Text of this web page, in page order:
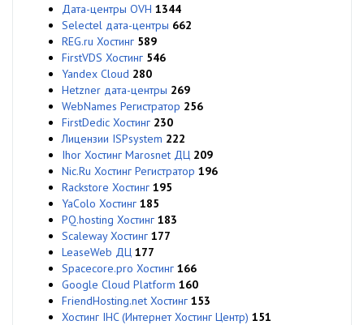
Дата-центры OVH 1344
Selectel дата-центры 662
REG.ru Хостинг 589
FirstVDS Хостинг 546
Yandex Cloud 280
Hetzner дата-центры 269
WebNames Регистратор 256
FirstDedic Хостинг 230
Лицензии ISPsystem 222
Ihor Хостинг Marosnet ДЦ 209
Nic.Ru Хостинг Регистратор 196
Rackstore Хостинг 195
YaColo Хостинг 185
PQ.hosting Хостинг 183
Scaleway Хостинг 177
LeaseWeb ДЦ 177
Spacecore.pro Хостинг 166
Google Cloud Platform 160
FriendHosting.net Хостинг 153
Хостинг IHC (Интернет Хостинг Центр) 151